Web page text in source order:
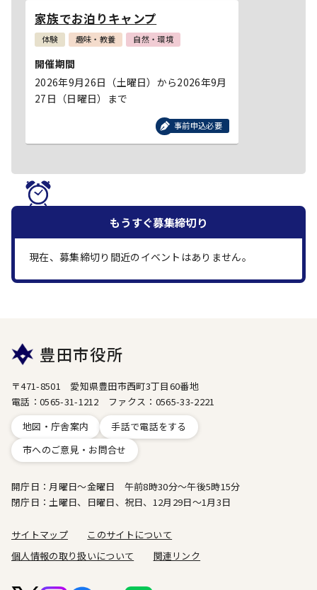
家族でお泊りキャンプ
体験 趣味・教養 自然・環境
開催期間
2026年9月26日（土曜日）から2026年9月
27日（日曜日）まで
事前申込必要
もうすぐ募集締切り
現在、募集締切り間近のイベントはありません。
豊田市役所
〒471-8501 愛知県豊田市西町3丁目60番地
電話：0565-31-1212 ファクス：0565-33-2221
地図・庁舎案内
手話で電話をする
市へのご意見・お問合せ
開庁日：月曜日～金曜日 午前8時30分～午後5時15分
閉庁日：土曜日、日曜日、祝日、12月29日～1月3日
サイトマップ
このサイトについて
個人情報の取り扱いについて
関連リンク